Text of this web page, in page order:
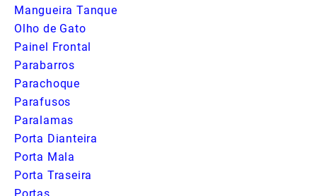
Mangueira Tanque
Olho de Gato
Painel Frontal
Parabarros
Parachoque
Parafusos
Paralamas
Porta Dianteira
Porta Mala
Porta Traseira